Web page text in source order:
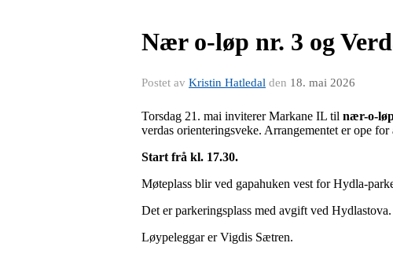
Nær o-løp nr. 3 og
Postet av Kristin Hatledal den 18. mai 2026
Torsdag 21. mai inviterer Markane IL til nær-o-
verdas orienteringsveke. Arrangementet er ope
Start frå kl. 17.30.
Møteplass blir ved gapahuken vest for Hydla-
Det er parkeringsplass med avgift ved Hydlastova.
Løypeleggar er Vigdis Sætren.